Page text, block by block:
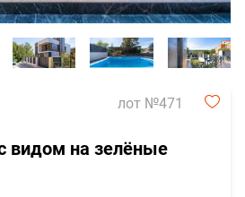
лот №471
видом на зелёные